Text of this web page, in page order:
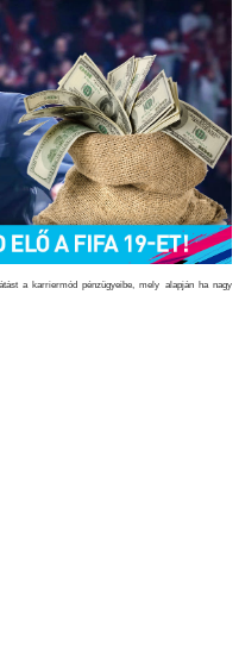
a karriermód pénzügyeibe, mely alapján ha nagy